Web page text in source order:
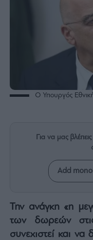
ESG
Άρθρα
Bons
Vivants
O Υπουργός
Για να μας
Add
Την ανάγκη «η
των δωρεών
συνεχιστεί και να